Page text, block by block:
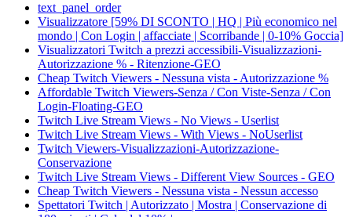
text_panel_order
Visualizzatore [59% DI SCONTO | HQ | Più economico nel
mondo | Con Login | affacciate | Scorribande | 0-10% Goccia]
Visualizzatori Twitch a prezzi accessibili-Visualizzazioni-
Autorizzazione % - Ritenzione-GEO
Cheap Twitch Viewers - Nessuna vista - Autorizzazione %
Affordable Twitch Viewers-Senza / Con Viste-Senza / Con
Login-Floating-GEO
Twitch Live Stream Views - No Views - Userlist
Twitch Live Stream Views - With Views - NoUserlist
Twitch Viewers-Visualizzazioni-Autorizzazione-
Conservazione
Twitch Live Stream Views - Different View Sources - GEO
Cheap Twitch Viewers - Nessuna vista - Nessun accesso
Spettatori Twitch | Autorizzato | Mostra | Conservazione di